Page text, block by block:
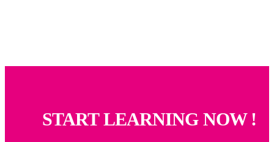
START LEARNING NOW !